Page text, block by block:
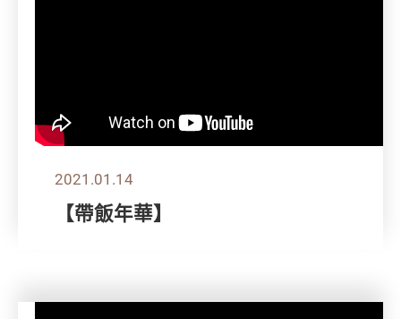
2021.01.14
【帶飯年華】